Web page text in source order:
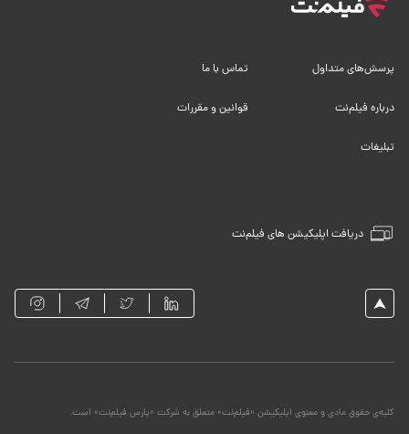
دریافت اپلیکیشن های فیلم‌نت
پرسش‌های متداول تماس با ما
درباره فیلم‌نت قوانین و مقررات
تبلیغات
کلیه‌ی حقوق مادی و معنوی اپلیکیشن «فیلم‌نت» متعلق به شرکت «پارس فیلم‌نت» است.